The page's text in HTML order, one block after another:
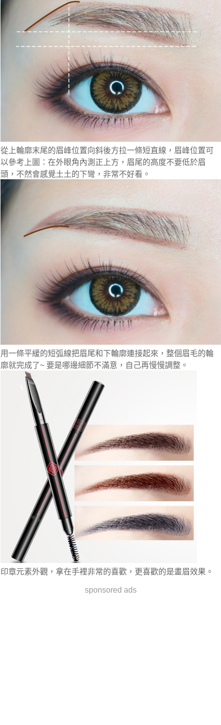
從上輪廓末尾的眉峰位置向斜後方拉一條短直線，眉峰位置可
以參考上圖：在外眼角內測正上方，眉尾的高度不要低於眉
頭，不然會感覺土土的下彎，非常不好看。
用一條平緩的短弧線把眉尾和下輪廓連接起來，整個眉毛的輪
廓就完成了~ 要是哪邊細節不滿意，自己再慢慢調整。
印章元素外觀，拿在手裡非常的喜歡，更喜歡的是畫眉效果。
sponsored ads